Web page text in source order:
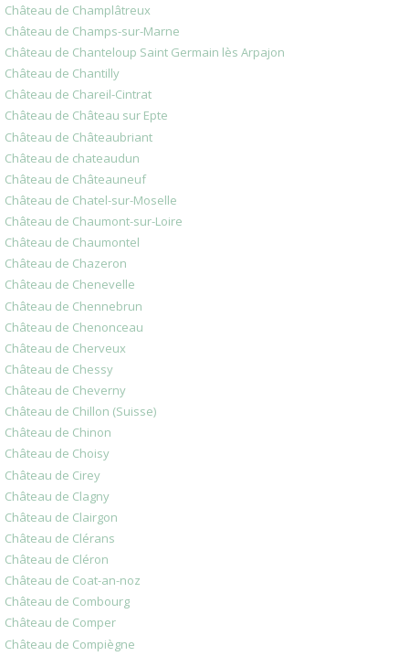
Château de Champlâtreux
Château de Champs-sur-Marne
Château de Chanteloup Saint Germain lès Arpajon
Château de Chantilly
Château de Chareil-Cintrat
Château de Château sur Epte
Château de Châteaubriant
Château de chateaudun
Château de Châteauneuf
Château de Chatel-sur-Moselle
Château de Chaumont-sur-Loire
Château de Chaumontel
Château de Chazeron
Château de Chenevelle
Château de Chennebrun
Château de Chenonceau
Château de Cherveux
Château de Chessy
Château de Cheverny
Château de Chillon (Suisse)
Château de Chinon
Château de Choisy
Château de Cirey
Château de Clagny
Château de Clairgon
Château de Clérans
Château de Cléron
Château de Coat-an-noz
Château de Combourg
Château de Comper
Château de Compiègne